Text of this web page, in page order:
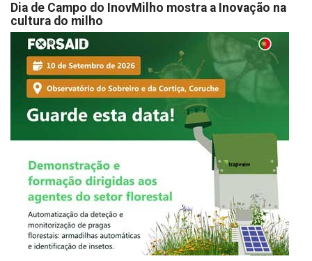
Dia de Campo do InovMilho mostra a Inovação na
cultura do milho